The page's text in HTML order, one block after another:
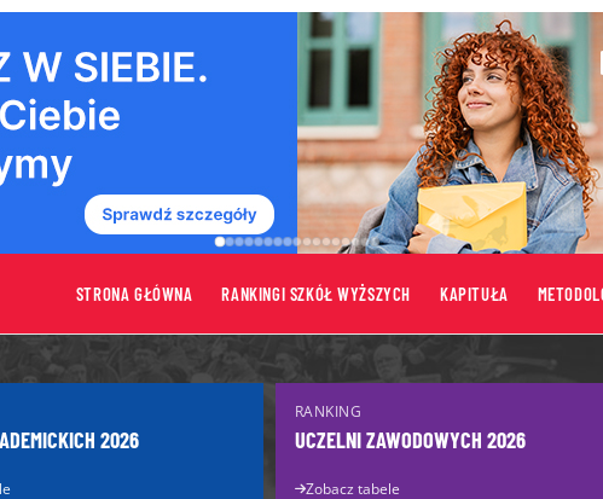
STRONA GŁÓWNA RANKINGI SZKÓŁ WYŻSZYCH KAPITUŁA
2026
RANKING
UCZELNI ZAWODOWYCH 2026
Zobacz tabele